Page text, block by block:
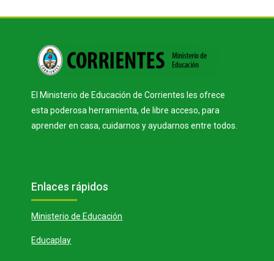
El Ministerio de Educación de Corrientes les ofrece
esta poderosa herramienta, de libre acceso, para
aprender en casa, cuidarnos y ayudarnos entre todos.
Bloques
Enlaces rápidos
Ministerio de Educación
Educaplay